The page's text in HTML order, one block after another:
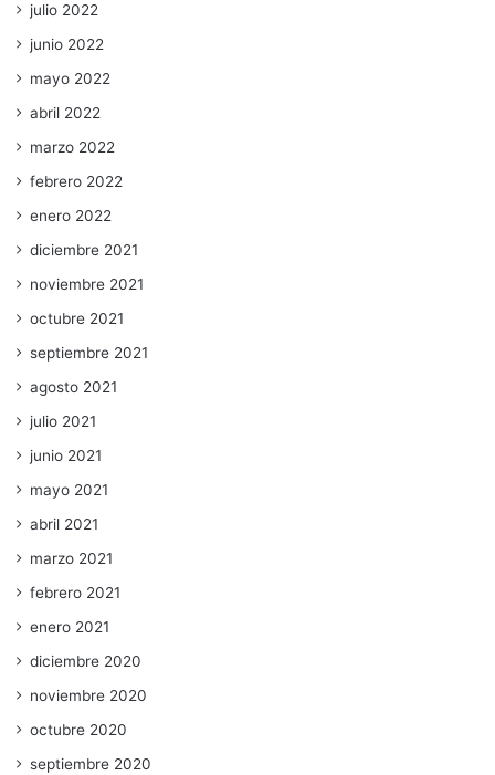
julio 2022
junio 2022
mayo 2022
abril 2022
marzo 2022
febrero 2022
enero 2022
diciembre 2021
noviembre 2021
octubre 2021
septiembre 2021
agosto 2021
julio 2021
junio 2021
mayo 2021
abril 2021
marzo 2021
febrero 2021
enero 2021
diciembre 2020
noviembre 2020
octubre 2020
septiembre 2020